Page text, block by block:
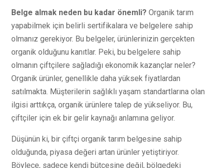
Belge almak neden bu kadar önemli? Organik tarım
yapabilmek için belirli sertifikalara ve belgelere sahip
olmanız gerekiyor. Bu belgeler, ürünlerinizin gerçekten
organik olduğunu kanıtlar. Peki, bu belgelere sahip
olmanın çiftçilere sağladığı ekonomik kazançlar neler?
Organik ürünler, genellikle daha yüksek fiyatlardan
satılmakta. Müşterilerin sağlıklı yaşam standartlarına olan
ilgisi arttıkça, organik ürünlere talep de yükseliyor. Bu,
çiftçiler için ek bir gelir kaynağı anlamına geliyor.
Düşünün ki, bir çiftçi organik tarım belgesine sahip
olduğunda, piyasa değeri artan ürünler yetiştiriyor.
Böylece, sadece kendi bütçesine değil, bölgedeki